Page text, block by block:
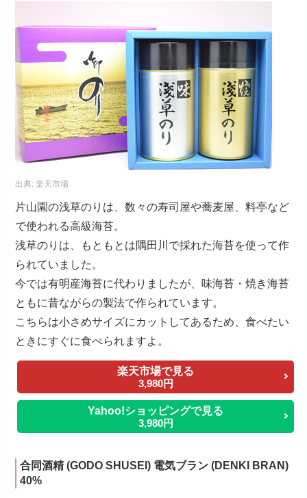
出典:楽天市場
片山園の浅草のりは、数々の寿司屋や蕎麦屋、料亭など
で使われる高級海苔。
浅草のりは、もともとは隅田川で採れた海苔を使って作
られていました。
今では有明産海苔に代わりましたが、味海苔・焼き海苔
ともに昔ながらの製法で作られています。
こちらは小さめサイズにカットしてあるため、食べたい
ときにすぐに食べられますよ。
楽天市場で見る
3,980円
Yahoo!ショッピングで見る
3,980円
合同酒精 (GODO SHUSEI) 電気ブラン (DENKI BRAN)
40%